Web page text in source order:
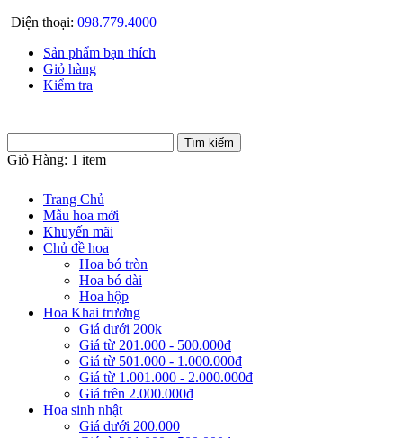
Điện thoại: 098.779.4000
Sản phẩm bạn thích
Giỏ hàng
Kiểm tra
Giỏ Hàng: 1 item
Trang Chủ
Mẫu hoa mới
Khuyến mãi
Chủ đề hoa
Hoa bó tròn
Hoa bó dài
Hoa hộp
Hoa Khai trương
Giá dưới 200k
Giá từ 201.000 - 500.000đ
Giá từ 501.000 - 1.000.000đ
Giá từ 1.001.000 - 2.000.000đ
Giá trên 2.000.000đ
Hoa sinh nhật
Giá dưới 200.000